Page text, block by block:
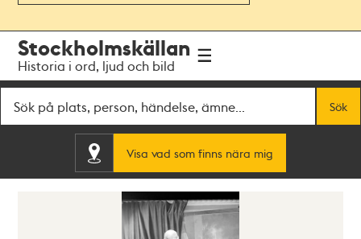
navigationen
huvudinnehållet
Stockholmskällan
Historia i ord, ljud och bild
Sök
Visa vad som finns nära mig